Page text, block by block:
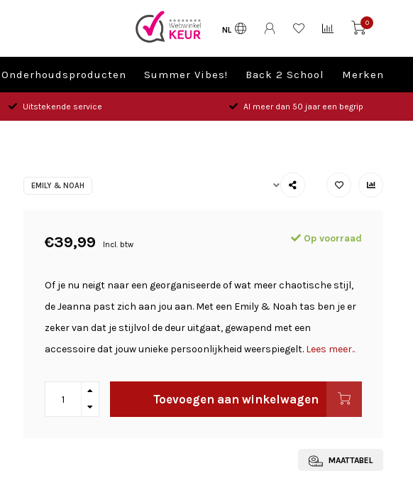
NL
0
Onderhoudsproducten Summer Vibes! Back 2 School Merken
Uitstekende service Al meer dan 50 jaar een begrip
EMILY & NOAH
€39,99 Incl. btw
Op voorraad
Of je nu neigt naar een georganiseerde of wat meer chaotische stijl,
de Jeanna past zich aan jou aan. Met een Emily & Noah tas ben je er
zeker van dat je stijlvol de deur uitgaat, gewapend met een
accessoire dat jouw unieke persoonlijkheid weerspiegelt. Lees meer..
Toevoegen aan winkelwagen
MAATTABEL